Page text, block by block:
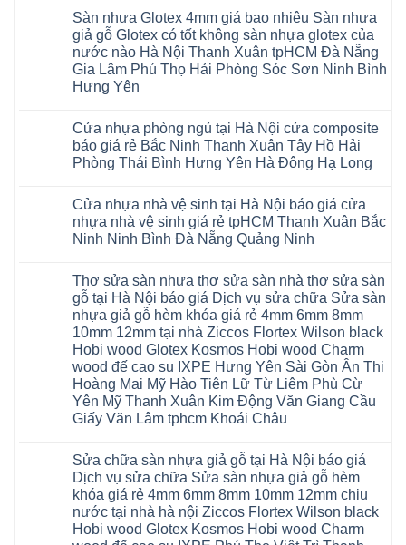
Yên
TpHCM
Bình
Dương
Huế
Cần
Thơ
Đà
Đức
Hoài
Đức
Ninh
Phòng
Tứ
Kỳ
Đan
Phượng
Quảng
Ninh
Thanh
Miện
Nghệ
An
Thanh
Hà
Bình
Thái
Bình
Thanh
Phụ
Phú
Thọ
Lào
Tuyên
Quang
Dương
Đà
Nẵng
Khánh
Hải
Phòng
Hưng
Yên
Nghệ
An
Quảng
Thọ
Bắc
Ninh
Tuyên
ngót
Gia
Lâm
Thanh
Xuân
Hà
Nội
Từ
Liêm
Đan
Phượng
Bình
Hải
Phòng
khách
hàng
quan
tâm
Quảng
Ninh
Nghệ
An
Bắc
Ninh
Tuyên
Nguyên
hèm
khóa
uy
tín
hàng
đầu
đã
định
tại
Việt
Nam
Glotex
Sàn
nhựa
Fukione
giả
gỗ
4mm
6mm
đế
cao
su
bình
luận
ở
Sàn
nhựa
Glotex
và
composite
giả
vân
gỗ
tạo
sang
trọng
Sàn nhựa Glotex 4mm giá bao nhiêu Sàn nhựa
giả gỗ Glotex có tốt không sàn nhựa glotex của
nước nào Hà Nội Thanh Xuân tpHCM Đà Nẵng
Gia Lâm Phú Thọ Hải Phòng Sóc Sơn Ninh Bình
Hưng Yên
bình
luận
ở
Sàn
4mm
giá
bao
nhiêu
Sàn
Glotex
có
tốt
không
sàn
nhựa
glotex
nước
nào
Hà
Nội
tpHCM
Đà
Nẵng
Gia
Phú
Thọ
Cửa nhựa phòng ngủ tại Hà Nội cửa composite
báo giá rẻ Bắc Ninh Thanh Xuân Tây Hồ Hải
Phòng Thái Bình Hưng Yên Hà Đông Hạ Long
bình
luận
ở
Cửa
ngủ
tại
Hà
Nội
cửa
composite
báo
giá
rẻ
Bắc
Ninh
Thanh
Xuân
Hải
Phòng
Thái
Bình
Hưng
Yên
Hà
Đông
Cửa nhựa nhà vệ sinh tại Hà Nội báo giá cửa
nhựa nhà vệ sinh giá rẻ tpHCM Thanh Xuân Bắc
Ninh Ninh Bình Đà Nẵng Quảng Ninh
bình
luận
ở
Cửa
nhựa
nhà
vệ
sinh
tại
Hà
Nội
giá
nhà
sinh
giá
tpHCM
Thanh
Thợ sửa sàn nhựa thợ sửa sàn nhà thợ sửa sàn
gỗ tại Hà Nội báo giá Dịch vụ sửa chữa Sửa sàn
nhựa giả gỗ hèm khóa giá rẻ 4mm 6mm 8mm
10mm 12mm tại nhà Ziccos Flortex Wilson black
Hobi wood Glotex Kosmos Hobi wood Charm
wood đế cao su IXPE Hưng Yên Sài Gòn Ân Thi
Hoàng Mai Mỹ Hào Tiên Lữ Từ Liêm Phù Cừ
Yên Mỹ Thanh Xuân Kim Động Văn Giang Cầu
Giấy Văn Lâm tphcm Khoái Châu
bình
luận
ở
Thợ
sửa
sàn
nhựa
thợ
Sửa chữa sàn nhựa giả gỗ tại Hà Nội báo giá
Dịch vụ sửa chữa Sửa sàn nhựa giả gỗ hèm
khóa giá rẻ 4mm 6mm 8mm 10mm 12mm chịu
nước tại nhà hà nội Ziccos Flortex Wilson black
Hobi wood Glotex Kosmos Hobi wood Charm